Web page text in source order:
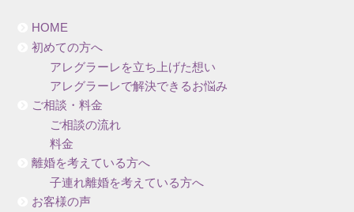
HOME
初めての方へ
アレグラーレを立ち上げた想い
アレグラーレで解決できるお悩み
ご相談・料金
ご相談の流れ
料金
離婚を考えている方へ
子連れ離婚を考えている方へ
お客様の声